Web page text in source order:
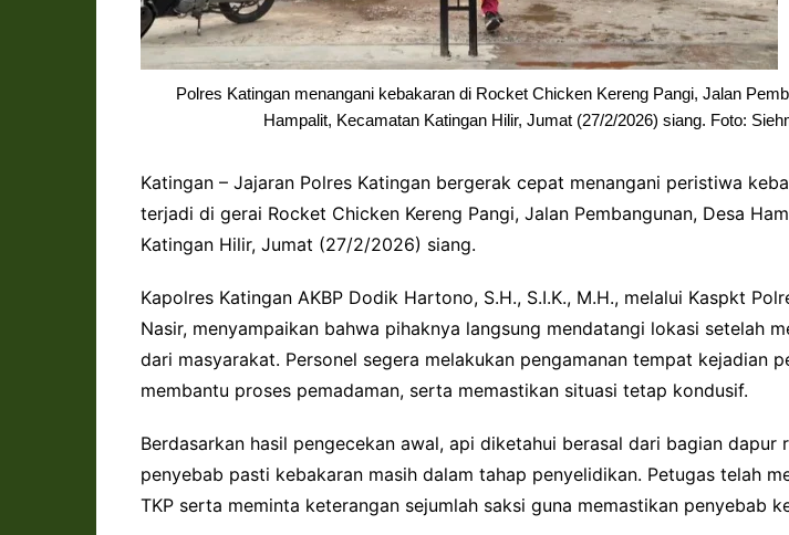
Polres Katingan menangani kebakaran di Rocket Chicken Kereng Pangi, Jalan
Hampalit, Kecamatan Katingan Hilir, Jumat (27/2/2026) siang. Foto:
Katingan – Jajaran Polres Katingan bergerak cepat menangani peristiwa
terjadi di gerai Rocket Chicken Kereng Pangi, Jalan Pembangunan, Desa
Katingan Hilir, Jumat (27/2/2026) siang.
Kapolres Katingan AKBP Dodik Hartono, S.H., S.I.K., M.H., melalui Kaspkt
Nasir, menyampaikan bahwa pihaknya langsung mendatangi lokasi setelah
dari masyarakat. Personel segera melakukan pengamanan tempat kejadian
membantu proses pemadaman, serta memastikan situasi tetap kondusif.
Berdasarkan hasil pengecekan awal, api diketahui berasal dari bagian dapur
penyebab pasti kebakaran masih dalam tahap penyelidikan. Petugas telah
TKP serta meminta keterangan sejumlah saksi guna memastikan penyebab